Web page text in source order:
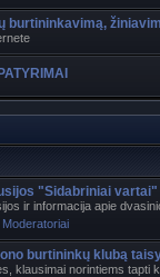
burtininkavimą,
"Sidabriniai vartai"
ir informacija apie
Moderatoriai
burtininkų klubą
klausimai norintiems tapti